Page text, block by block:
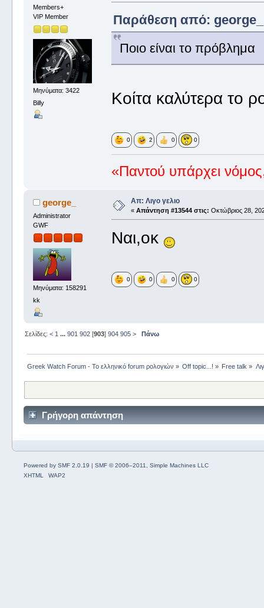
Members+
VIP Member
Μηνύματα: 3422
Billy
Παράθεση από: george_
Ποιο είναι το πρόβλημα
Κοίτα καλύτερα το
0 2 0 0
«Παντού υπάρχει
george_
Administrator
GWF
Μηνύματα: 158291
kk
Απ: Λιγο γελιο
« Απάντηση #13544 στις: Οκτώβριος 28,
Ναι,οκ
0 0 0 0
Σελίδες: < 1 ... 901 902[903] 904 905 > Πάνω
Greek Watch Forum - Το ελληνικό forum ρολογιών » Off topic...! » Free talk »
Γρήγορη απάντηση
Powered by SMF 2.0.19 | SMF © 2006–2011, Simple Machines LLC
XHTML
WAP2